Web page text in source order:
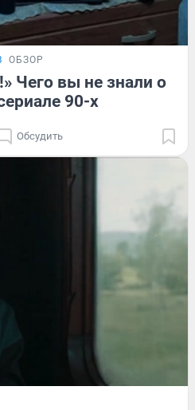
ОБЗОР
Чего вы не знали о
90-х
Обсудить